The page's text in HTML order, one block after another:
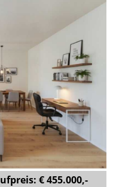
€ 455.000,-